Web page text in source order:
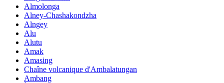
Almolonga
Alney-Chashakondzha
Alngey
Alu
Alutu
Amak
Amasing
Chaîne volcanique d'Ambalatungan
Ambang